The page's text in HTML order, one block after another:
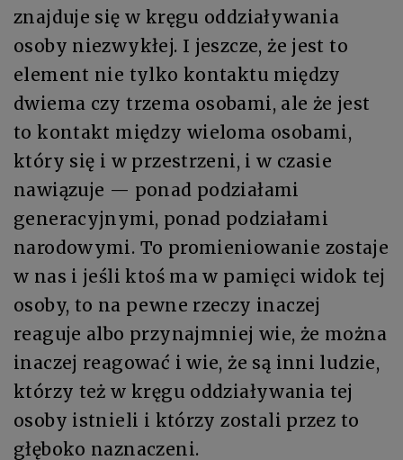
znajduje się w kręgu oddziaływania
osoby niezwykłej. I jeszcze, że jest to
element nie tylko kontaktu między
dwiema czy trzema osobami, ale że jest
to kontakt między wieloma osobami,
który się i w przestrzeni, i w czasie
nawiązuje — ponad podziałami
generacyjnymi, ponad podziałami
narodowymi. To promieniowanie zostaje
w nas i jeśli ktoś ma w pamięci widok tej
osoby, to na pewne rzeczy inaczej
reaguje albo przynajmniej wie, że można
inaczej reagować i wie, że są inni ludzie,
którzy też w kręgu oddziaływania tej
osoby istnieli i którzy zostali przez to
głęboko naznaczeni.